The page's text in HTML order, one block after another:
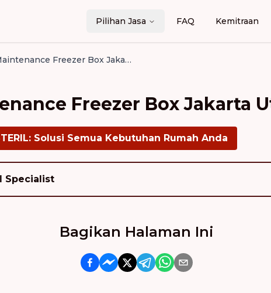
Pilihan Jasa FAQ Kemitraan
Layanan Maintenance Freezer Box Jakarta Utara
Freezer Box Jakarta
Solusi Semua Kebutuhan Rumah Anda
Specialist
Bagikan Halaman Ini